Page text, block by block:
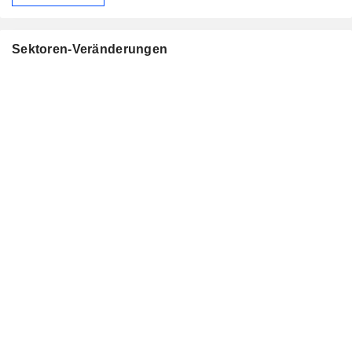
Sektoren-Veränderungen